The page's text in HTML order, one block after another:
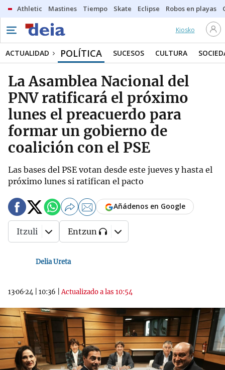
Athletic Mastines Tiempo Skate Eclipse Robos en playas
Kiosko
ACTUALIDAD POLÍTICA SUCESOS CULTURA
La Asamblea Nacional del
PNV ratificará el próximo
lunes el preacuerdo para
formar un gobierno de
coalición con el PSE
Las bases del PSE votan desde este jueves y hasta el
próximo lunes si ratifican el pacto
Delia Ureta
13·06·24 10:36 |Actualizado a las 10:54
Añádenos en Google
Itzuli Entzun